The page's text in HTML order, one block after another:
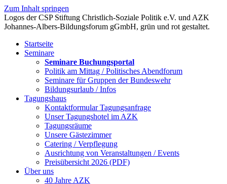
Zum Inhalt springen
Startseite
Seminare
Seminare Buchungsportal
Politik am Mittag / Politisches Abendforum
Seminare für Gruppen der Bundeswehr
Bildungsurlaub / Infos
Tagungshaus
Kontaktformular Tagungsanfrage
Unser Tagungshotel im AZK
Tagungsräume
Unsere Gästezimmer
Catering / Verpflegung
Ausrichtung von Veranstaltungen / Events
Preisübersicht 2026 (PDF)
Über uns
40 Jahre AZK